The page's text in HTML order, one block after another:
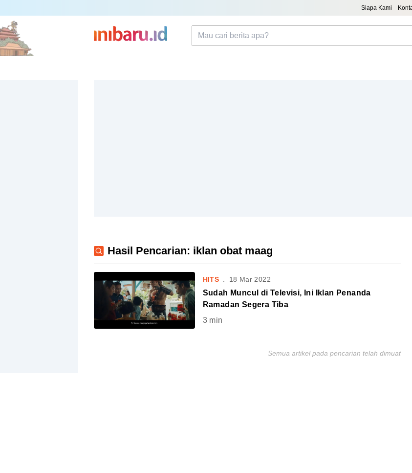
Siapa Kami
Hasil Pencarian: iklan obat maag
HITS 18 Mar 2022
Sudah Muncul di Televisi, Ini Iklan Penanda
Ramadan Segera Tiba
3min
Semua artikel pada pencarian telah dimuat